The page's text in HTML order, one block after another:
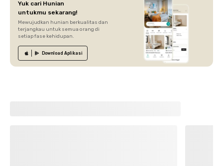
Yuk cari Hunian
untukmu sekarang!
Mewujudkan hunian berkualitas dan
terjangkau untuk semua orang di
setiap fase kehidupan.
Download Aplikasi